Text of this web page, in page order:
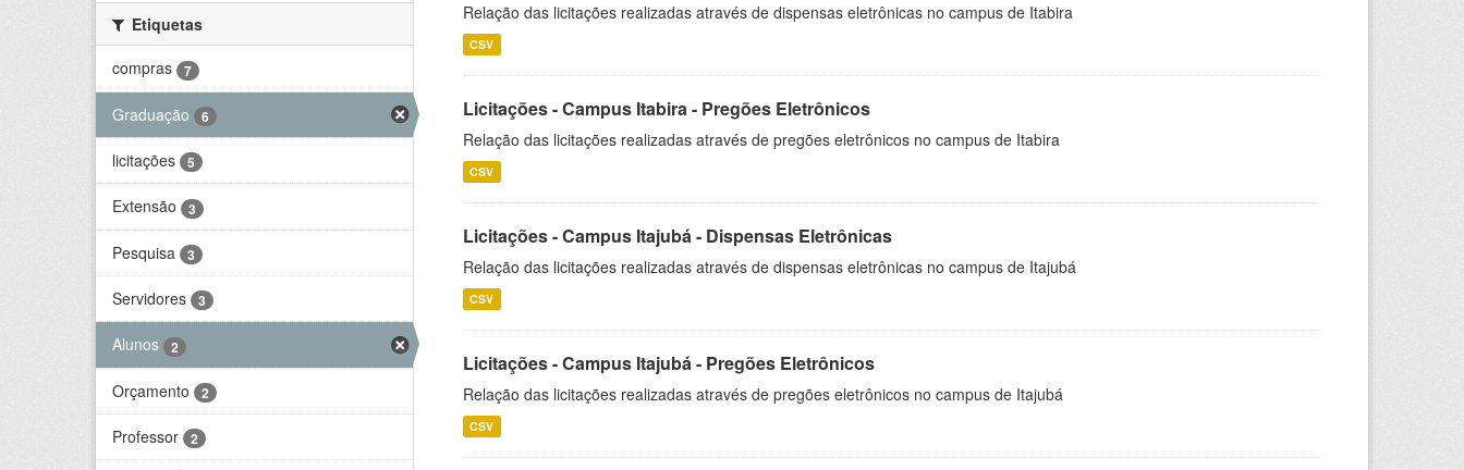
Etiquetas
compras
7
Graduação 6
licitações 5
Extensão 3
Pesquisa 3
Servidores 3
Alunos 2
Orçamento 2
Professor 2
Relação das licitações realizadas através de dispensas eletrônicas no campus de Itabira
CSV
Licitações - Campus Itabira - Pregões Eletrônicos
Relação das licitações realizadas através de pregões eletrônicos no campus de Itabira
CSV
Licitações - Campus Itajubá - Dispensas Eletrônicas
Relação das licitações realizadas através de dispensas eletrônicas no campus de Itajubá
CSV
Licitações - Campus Itajubá - Pregões Eletrônicos
Relação das licitações realizadas através de pregões eletrônicos no campus de Itajubá
CSV